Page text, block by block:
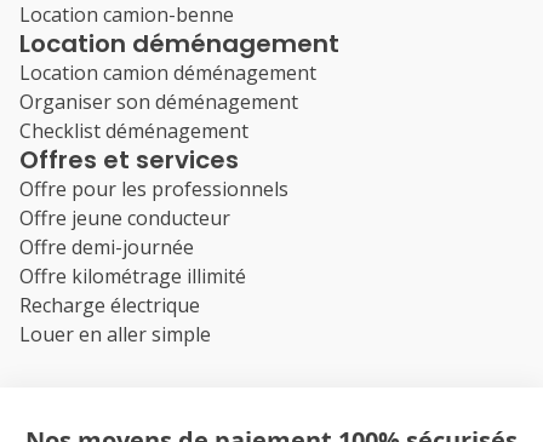
Location camion-benne
Location déménagement
Location camion déménagement
Organiser son déménagement
Checklist déménagement
Offres et services
Offre pour les professionnels
Offre jeune conducteur
Offre demi-journée
Offre kilométrage illimité
Recharge électrique
Louer en aller simple